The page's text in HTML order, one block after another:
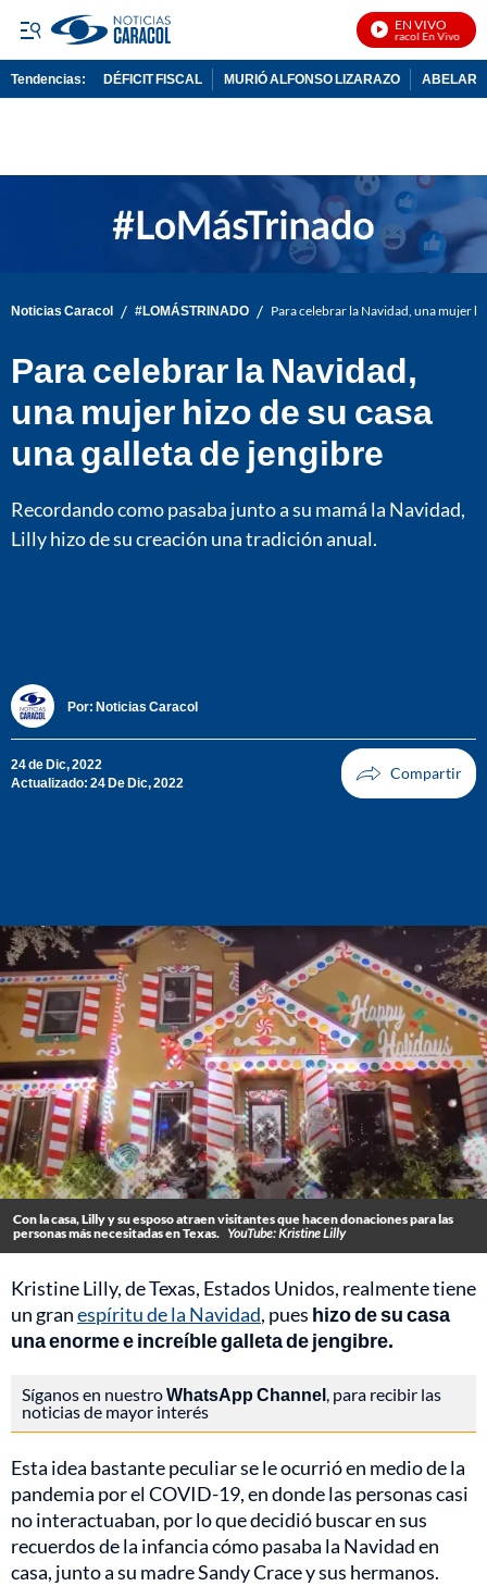
EN VIVO
Noticias Caracol En Vivo
Tendencias: DÉFICIT FISCAL MURIÓ ALFONSO LIZARAZO
Noticias Caracol / #LOMÁSTRINADO / Para celebrar la Navidad, una mujer
Para celebrar la Navidad,
una mujer hizo de su casa
una galleta de jengibre
Recordando como pasaba junto a su mamá la Navidad,
Lilly hizo de su creación una tradición anual.
Por: Noticias Caracol
24 de Dic, 2022
Actualizado: 24 De Dic, 2022
Con la casa, Lilly y su esposo atraen visitantes que hacen donaciones para las
personas más necesitadas en Texas. YouTube: Kristine Lilly
Kristine Lilly, de Texas, Estados Unidos, realmente tiene
un granespíritu de la Navidad, pues hizo de su casa
una enorme e increíble galleta de jengibre.
Síganos en nuestroWhatsApp Channel, para recibir las
noticias de mayor interés
Esta idea bastante peculiar se le ocurrió en medio de la
pandemia por el COVID-19, en donde las personas casi
no interactuaban, por lo que decidió buscar en sus
recuerdos de la infancia cómo pasaba la Navidad en
casa, junto a su madre Sandy Crace y sus hermanos.